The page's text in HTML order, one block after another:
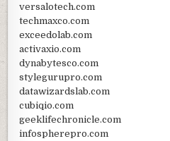
versalotech.com
techmaxco.com
exceedolab.com
activaxio.com
dynabytesco.com
stylegurupro.com
datawizardslab.com
cubiqio.com
geeklifechronicle.com
infospherepro.com